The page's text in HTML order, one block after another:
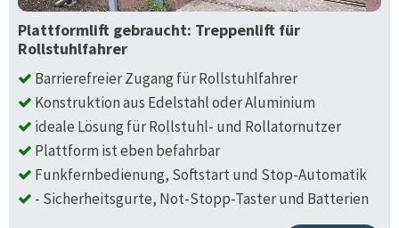
Plattformlift gebraucht: Treppenlift für
Rollstuhlfahrer
Barrierefreier Zugang für Rollstuhlfahrer
Konstruktion aus Edelstahl oder Aluminium
ideale Lösung für Rollstuhl- und Rollatornutzer
Plattform ist eben befahrbar
Funkfernbedienung, Softstart und Stop-Automatik
- Sicherheitsgurte, Not-Stopp-Taster und Batterien